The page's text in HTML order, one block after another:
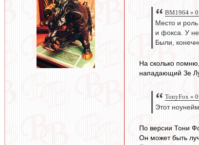
BM1964 »
Место и
и фокса. У
Были,
На сколько
нападающий Зе
TonyFox »
Этот
По версии Тони
Он может быть